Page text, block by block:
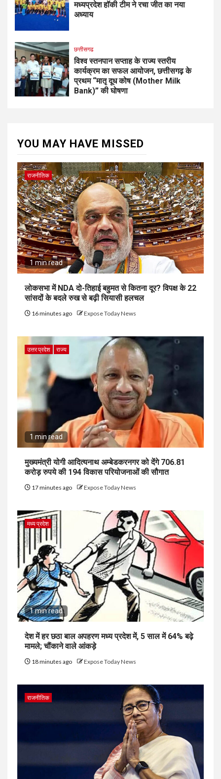
मध्यप्रदेश हॉकी टीम ने रचा जीत का नया
अध्याय
छत्तीसगढ
विश्व स्तनपान सप्ताह के राज्य स्तरीय
कार्यक्रम का सफल आयोजन, छत्तीसगढ़ के
प्रथम “मातृ दूध कोष (Mother Milk
Bank)” की घोषणा
YOU MAY HAVE MISSED
राजनीतिक
1 min read
लोकसभा में NDA दो-तिहाई बहुमत से कितना दूर? विपक्ष के 22
सांसदों के बदले रुख से बढ़ी सियासी हलचल
16 minutes ago Expose Today News
उत्तर प्रदेश राज्य
1 min read
मुख्यमंत्री योगी आदित्यनाथ अम्बेडकरनगर को देंगे 706.81
करोड़ रुपये की 194 विकास परियोजनाओं की सौगात
17 minutes ago Expose Today News
मध्य प्रदेश
1 min read
देश में हर छठा बाल अपहरण मध्य प्रदेश में, 5 साल में 64% बढ़े
मामले; चौंकाने वाले आंकड़े
18 minutes ago Expose Today News
राजनीतिक